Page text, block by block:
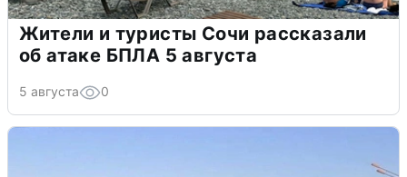
Жители и туристы Сочи рассказали
об атаке БПЛА 5 августа
5 августа 0